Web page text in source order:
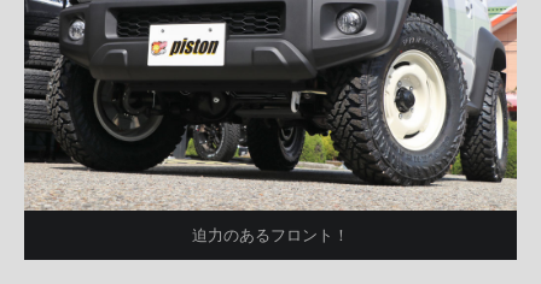
迫力のあるフロント！